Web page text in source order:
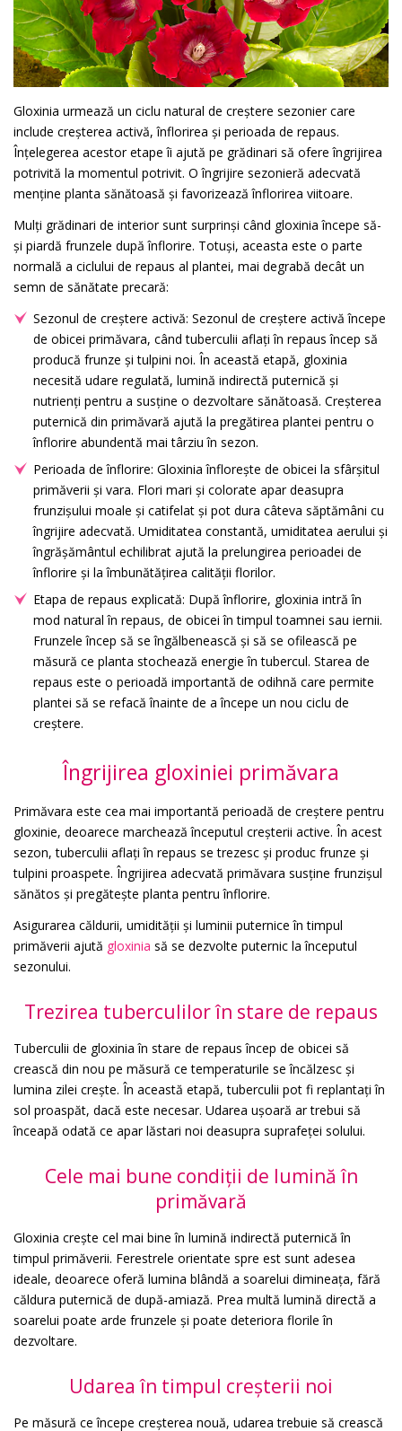
Gloxinia urmează un ciclu natural de creștere sezonier care
include creșterea activă, înflorirea și perioada de repaus.
Înțelegerea acestor etape îi ajută pe grădinari să ofere îngrijirea
potrivită la momentul potrivit. O îngrijire sezonieră adecvată
menține planta sănătoasă și favorizează înflorirea viitoare.
Mulți grădinari de interior sunt surprinși când gloxinia începe să-
și piardă frunzele după înflorire. Totuși, aceasta este o parte
normală a ciclului de repaus al plantei, mai degrabă decât un
semn de sănătate precară:
Sezonul de creștere activă: Sezonul de creștere activă începe
de obicei primăvara, când tuberculii aflați în repaus încep să
producă frunze și tulpini noi. În această etapă, gloxinia
necesită udare regulată, lumină indirectă puternică și
nutrienți pentru a susține o dezvoltare sănătoasă. Creșterea
puternică din primăvară ajută la pregătirea plantei pentru o
înflorire abundentă mai târziu în sezon.
Perioada de înflorire: Gloxinia înflorește de obicei la sfârșitul
primăverii și vara. Flori mari și colorate apar deasupra
frunzișului moale și catifelat și pot dura câteva săptămâni cu
îngrijire adecvată. Umiditatea constantă, umiditatea aerului și
îngrășământul echilibrat ajută la prelungirea perioadei de
înflorire și la îmbunătățirea calității florilor.
Etapa de repaus explicată: După înflorire, gloxinia intră în
mod natural în repaus, de obicei în timpul toamnei sau iernii.
Frunzele încep să se îngălbenească și să se ofilească pe
măsură ce planta stochează energie în tubercul. Starea de
repaus este o perioadă importantă de odihnă care permite
plantei să se refacă înainte de a începe un nou ciclu de
creștere.
Îngrijirea gloxiniei primăvara
Primăvara este cea mai importantă perioadă de creștere pentru
gloxinie, deoarece marchează începutul creșterii active. În acest
sezon, tuberculii aflați în repaus se trezesc și produc frunze și
tulpini proaspete. Îngrijirea adecvată primăvara susține frunzișul
sănătos și pregătește planta pentru înflorire.
Asigurarea căldurii, umidității și luminii puternice în timpul
primăverii ajută gloxinia să se dezvolte puternic la începutul
sezonului.
Trezirea tuberculilor în stare de repaus
Tuberculii de gloxinia în stare de repaus încep de obicei să
crească din nou pe măsură ce temperaturile se încălzesc și
lumina zilei crește. În această etapă, tuberculii pot fi replantați în
sol proaspăt, dacă este necesar. Udarea ușoară ar trebui să
înceapă odată ce apar lăstari noi deasupra suprafeței solului.
Cele mai bune condiții de lumină în
primăvară
Gloxinia crește cel mai bine în lumină indirectă puternică în
timpul primăverii. Ferestrele orientate spre est sunt adesea
ideale, deoarece oferă lumina blândă a soarelui dimineața, fără
căldura puternică de după-amiază. Prea multă lumină directă a
soarelui poate arde frunzele și poate deteriora florile în
dezvoltare.
Udarea în timpul creșterii noi
Pe măsură ce începe creșterea nouă, udarea trebuie să crească